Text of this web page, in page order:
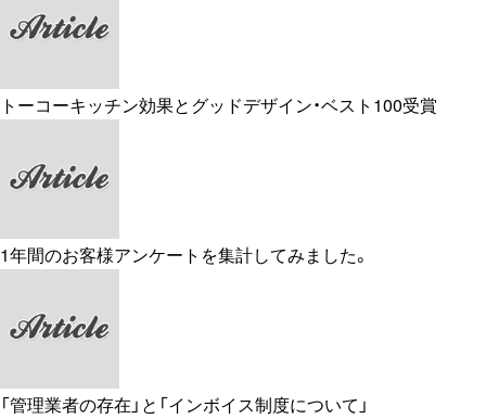
トーコーキッチン効果とグッドデザイン・ベスト100受賞
1年間のお客様アンケートを集計してみました。
「管理業者の存在」と「インボイス制度について」